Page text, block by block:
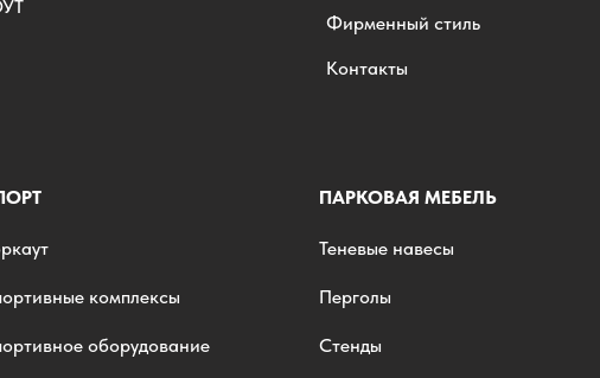
Фирменный стиль
Контакты
комплексы
оборудование
ПАРКОВАЯ МЕБЕЛЬ
Теневые навесы
Перголы
Стенды